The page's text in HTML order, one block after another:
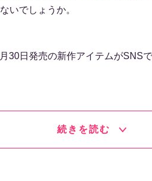
いでしょうか。
30日発売の新作アイテムがSNS
続きを読む